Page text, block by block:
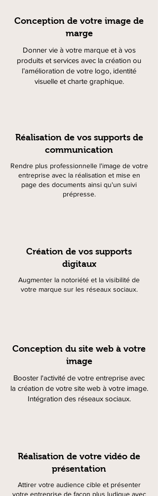
Conception de votre image de
marge
Donner vie à votre marque et à vos
produits et services avec la création ou
l’amélioration de votre logo, identité
visuelle et charte graphique.
Réalisation de vos supports de
communication
Rendre plus professionnelle l'image de votre
entreprise avec la réalisation et mise en
page des documents ainsi qu'un suivi
prépresse.
Création de vos supports
digitaux
Augmenter la notoriété et la visibilité de
votre marque sur les réseaux sociaux.
Conception du site web à votre
image
Booster l'activité de votre entreprise avec
la création de votre site web à votre image.
Intégration des réseaux sociaux.
Réalisation de votre vidéo de
présentation
Attirer votre audience cible et présenter
votre entreprise de façon plus ludique avec